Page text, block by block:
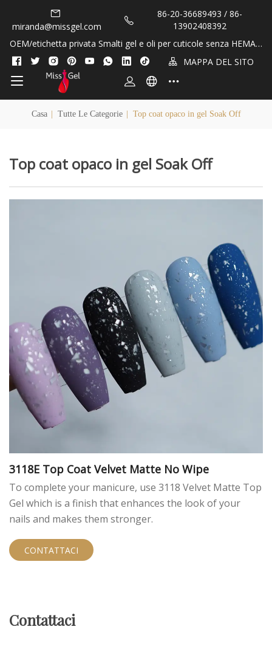
miranda@missgel.com
86-20-36689493 / 86-
13902408392
OEM/etichetta privata Smalti gel e oli per cuticole senza HEMA e
TPO!
MAPPA DEL SITO
Casa Tutte Le Categorie Top coat opaco in gel Soak Off
Top coat opaco in gel Soak Off
3118E Top Coat Velvet Matte No Wipe
To complete your manicure, use 3118 Velvet Matte Top
Gel which is a finish that enhances the look of your
nails and makes them stronger.
CONTATTACI
Contattaci